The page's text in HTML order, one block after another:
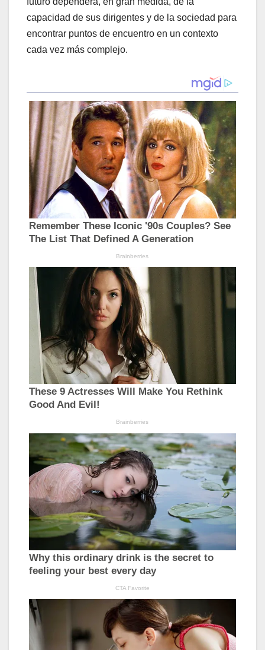
capacidad de sus dirigentes y de la sociedad para
encontrar puntos de encuentro en un contexto
cada vez más complejo.